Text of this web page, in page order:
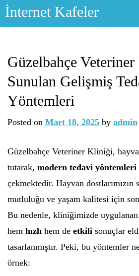
Skip
İnternet Kafeler
Güzelbahçe
Sunulan Gelişmiş
Yöntemleri
Posted on Mart 18, 2025 by admin
Güzelbahçe Veteriner Kliniği,
tutarak, modern tedavi yöntemleri
çekmektedir. Hayvan dostlarımızın
mutluluğu ve yaşam kalitesi için
Bu nedenle, kliniğimizde
hem hızlı hem de etkili sonuçlar
tasarlanmıştır. Peki, bu yöntemler
örnek: